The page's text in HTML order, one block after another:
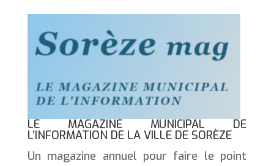
LE MAGAZINE MUNICIPAL DE
L’INFORMATION DE LA VILLE DE SORÈZE
Un magazine annuel pour faire le point